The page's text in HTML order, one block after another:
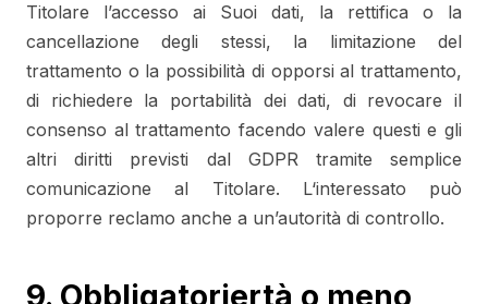
Titolare l’accesso ai Suoi dati, la rettifica o la
cancellazione degli stessi, la limitazione del
trattamento o la possibilità di opporsi al trattamento,
di richiedere la portabilità dei dati, di revocare il
consenso al trattamento facendo valere questi e gli
altri diritti previsti dal GDPR tramite semplice
comunicazione al Titolare. L‘interessato può
proporre reclamo anche a un’autorità di controllo.
9. Obbligatoriertà o meno